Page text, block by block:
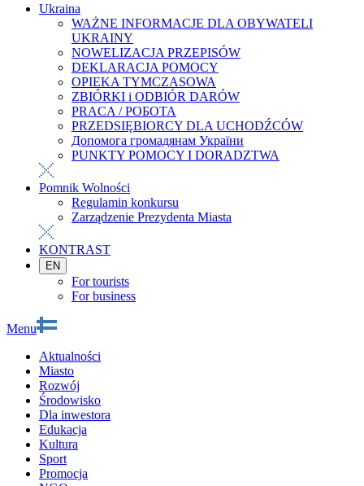
Ukraina
WAŻNE INFORMACJE DLA OBYWATELI
UKRAINY
NOWELIZACJA PRZEPISÓW
DEKLARACJA POMOCY
OPIEKA TYMCZASOWA
ZBIÓRKI i ODBIÓR DARÓW
PRACA / РОБОТА
PRZEDSIĘBIORCY DLA UCHODŹCÓW
Допомога громадянам України
PUNKTY POMOCY I DORADZTWA
Pomnik Wolności
Regulamin konkursu
Zarządzenie Prezydenta Miasta
KONTRAST
EN
For tourists
For business
Menu
Aktualności
Miasto
Rozwój
Środowisko
Dla inwestora
Edukacja
Kultura
Sport
Promocja